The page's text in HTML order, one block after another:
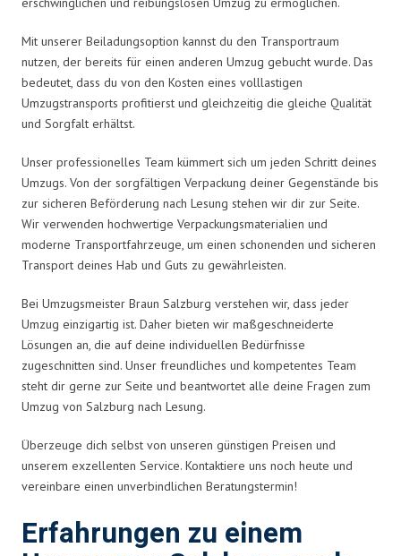
Mit unserer Beiladungsoption kannst du den Transportraum
nutzen, der bereits für einen anderen Umzug gebucht wurde. Das
bedeutet, dass du von den Kosten eines volllastigen
Umzugstransports profitierst und gleichzeitig die gleiche Qualität
und Sorgfalt erhältst.
Unser professionelles Team kümmert sich um jeden Schritt deines
Umzugs. Von der sorgfältigen Verpackung deiner Gegenstände bis
zur sicheren Beförderung nach Lesung stehen wir dir zur Seite.
Wir verwenden hochwertige Verpackungsmaterialien und
moderne Transportfahrzeuge, um einen schonenden und sicheren
Transport deines Hab und Guts zu gewährleisten.
Bei Umzugsmeister Braun Salzburg verstehen wir, dass jeder
Umzug einzigartig ist. Daher bieten wir maßgeschneiderte
Lösungen an, die auf deine individuellen Bedürfnisse
zugeschnitten sind. Unser freundliches und kompetentes Team
steht dir gerne zur Seite und beantwortet alle deine Fragen zum
Umzug von Salzburg nach Lesung.
Überzeuge dich selbst von unseren günstigen Preisen und
unserem exzellenten Service. Kontaktiere uns noch heute und
vereinbare einen unverbindlichen Beratungstermin!
Erfahrungen zu einem